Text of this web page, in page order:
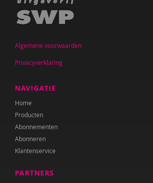
Algemene voorwaarden
Privacyverklaring
NAVIGATIE
Home
Producten
Abonnementen
Abonneren
Klantenservice
PARTNERS